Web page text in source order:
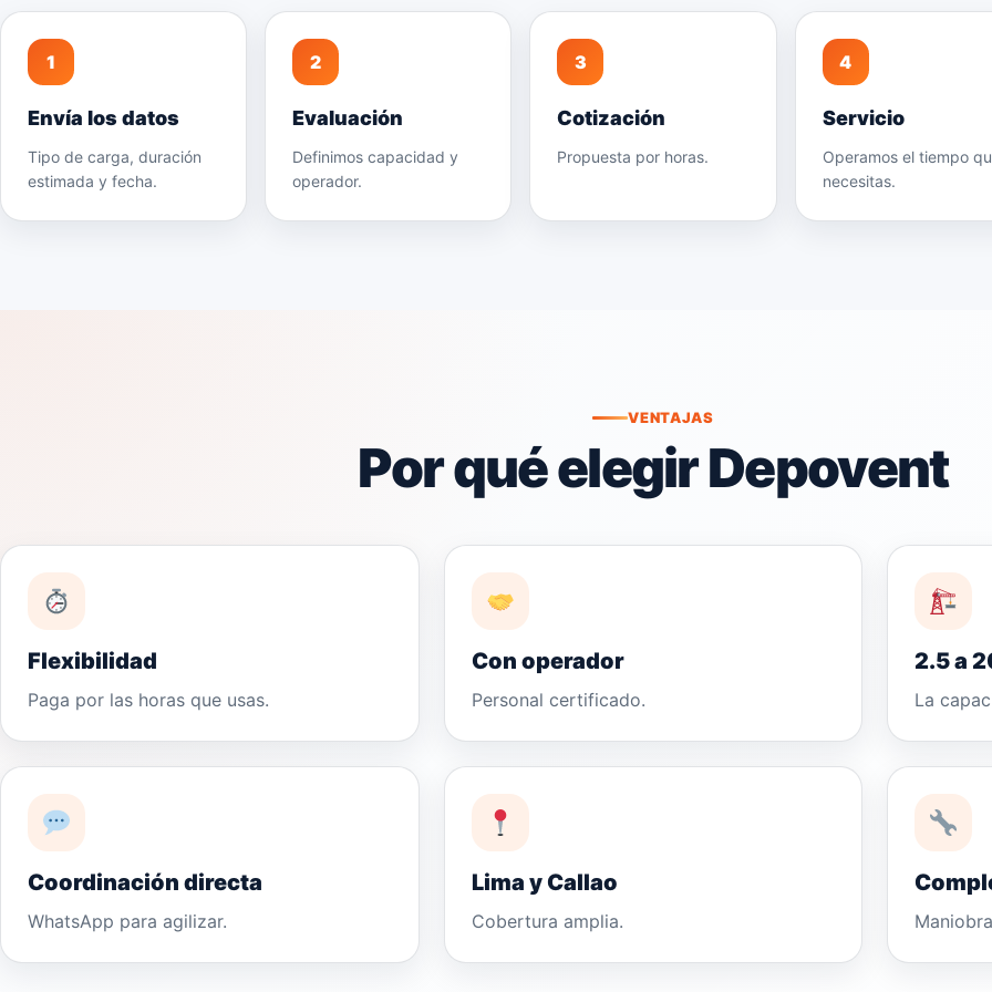
1
Envía los datos
Tipo de carga, duración
estimada y fecha.
2
Evaluación
Definimos capacidad y
operador.
3
Cotización
Propuesta por horas.
4
Servicio
Operamos el tiempo
necesitas.
VENTAJAS
Por qué elegir Depovent
Flexibilidad
Paga por las horas que usas.
Con operador
Personal certificado.
2.5 a
La
Coordinación directa
WhatsApp para agilizar.
Lima y Callao
Cobertura amplia.